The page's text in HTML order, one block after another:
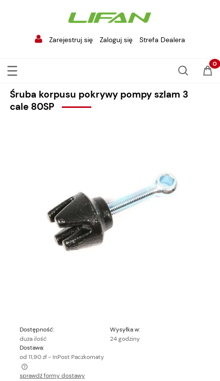
Zarejestruj się Zaloguj się Strefa Dealera
Śruba korpusu pokrywy pompy szlam 3
cale 80SP
Dostępność:
duża ilość
Wysyłka w:
24 godziny
Dostawa:
od 11,90 zł- InPost Paczkomaty
Cena nie zawiera ewentualnych kosztów płatności
sprawdź formy dostawy